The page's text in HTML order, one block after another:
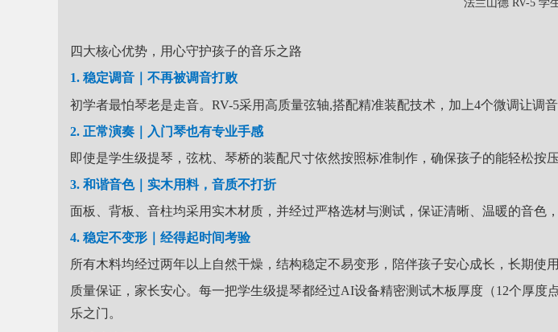
法兰山德 RV-5 学
四大核心优势，用心守护孩子的音乐之路
1. 稳定调音｜不再被调音打败
初学者最怕琴老是走音。RV-5采用高质量弦轴,搭配精准装配技术， 加上4个微调让调
2. 正常演奏｜入门琴也有专业手感
即使是学生级提琴，弦枕、琴桥的装配尺寸依然按照标准制作，确保孩子的能轻松按
3. 和谐音色｜实木用料，音质不打折
面板、背板、音柱均采用实木材质，并经过严格选材与测试，保证清晰、温暖的音色
4. 稳定不变形｜经得起时间考验
所有木料均经过两年以上自然干燥，结构稳定不易变形，陪伴孩子安心成长，长期使用
质量保证，家长安心。 每一把学生级提琴都经过AI设备精密测试木板厚度（12个厚
乐之门。